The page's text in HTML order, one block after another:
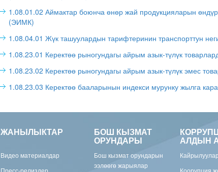
1.08.01.02 Аймактар боюнча өнөр жай продукцияларын
(ЭИМК)
1.08.04.01 Жүк ташуулардын тарифтеринин транспорттун
1.08.23.01 Керектөө рыногундагы айрым азык-түлүк
1.08.23.02 Керектөө рыногундагы айрым азык-түлүк эмес
1.08.23.03 Керектөө бааларынын индекси мурунку жылга
ЖАНЫЛЫКТАР
Видео материалдар
Пресс-релиздер
БОШ КЫЗМАТ
ОРУНДАРЫ
Бош кызмат орундарын
ээлөөгө жарыялар
АЛДЫН
Кайрылуулар
Коорупция